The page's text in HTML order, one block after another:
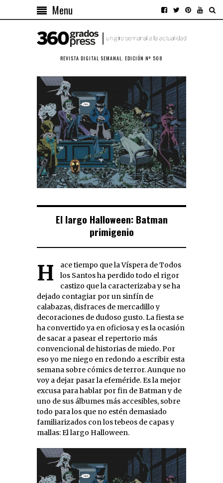
Menu
REVISTA DIGITAL SEMANAL. EDICIÓN Nº 508
El largo Halloween: Batman
primigenio
Hace tiempo que la Víspera de Todos
los Santos ha perdido todo el rigor
castizo que la caracterizaba y se ha
dejado contagiar por un sinfín de
calabazas, disfraces de mercadillo y
decoraciones de dudoso gusto. La fiesta se
ha convertido ya en oficiosa y es la ocasión
de sacar a pasear el repertorio más
convencional de historias de miedo. Por
eso yo me niego en redondo a escribir esta
semana sobre cómics de terror. Aunque no
voy a dejar pasar la efeméride. Es la mejor
excusa para hablar por fin de Batman y de
uno de sus álbumes más accesibles, sobre
todo para los que no estén demasiado
familiarizados con los tebeos de capas y
mallas: El largo Halloween.